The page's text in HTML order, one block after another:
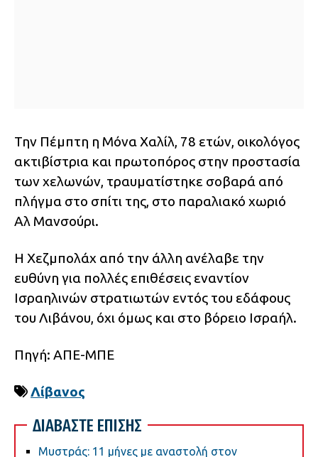
Την Πέμπτη η Μόνα Χαλίλ, 78 ετών, οικολόγος
ακτιβίστρια και πρωτοπόρος στην προστασία
των χελωνών, τραυματίστηκε σοβαρά από
πλήγμα στο σπίτι της, στο παραλιακό χωριό
Αλ Μανσούρι.
Η Χεζμπολάχ από την άλλη ανέλαβε την
ευθύνη για πολλές επιθέσεις εναντίον
Ισραηλινών στρατιωτών εντός του εδάφους
του Λιβάνου, όχι όμως και στο βόρειο Ισραήλ.
Πηγή: ΑΠΕ-ΜΠΕ
Λίβανος
ΔΙΑΒΑΣΤΕ ΕΠΙΣΗΣ
Μυστράς: 11 μήνες με αναστολή στον